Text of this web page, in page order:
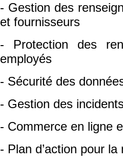
- Gestion des
et fournisseurs
- Protection des
employés
- Sécurité des
- Gestion des
- Commerce en ligne
- Plan d’action pour